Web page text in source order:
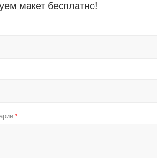
макет бесплатно!
*